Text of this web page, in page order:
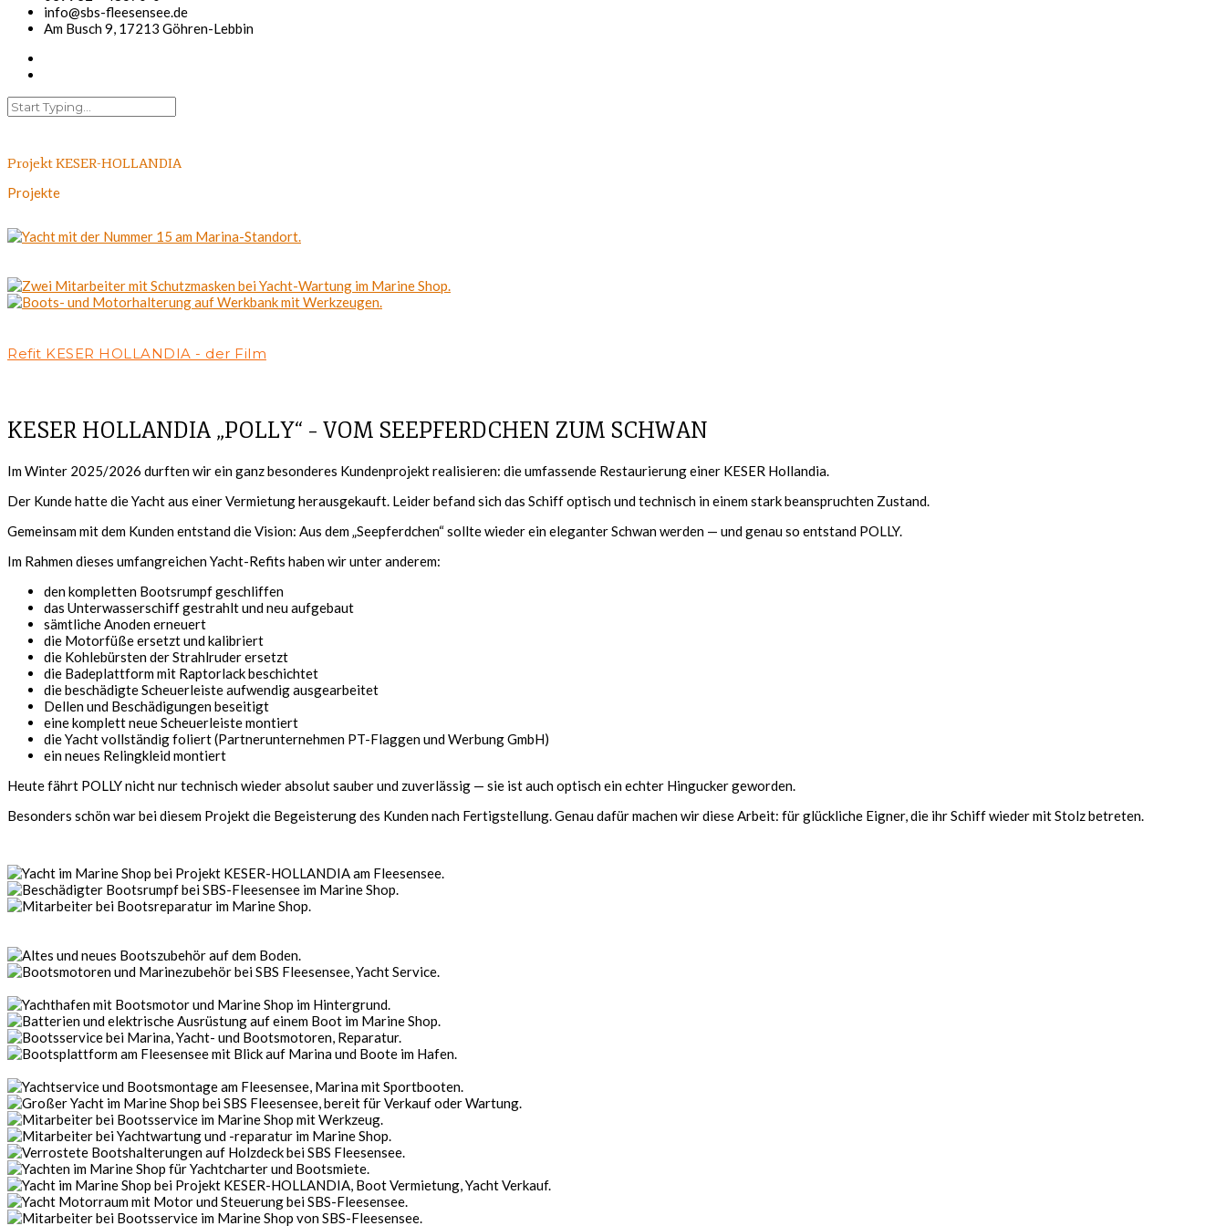
info@sbs-fleesensee.de
Am Busch 9, 17213 Göhren-Lebbin
Projekt KESER-HOLLANDIA
Projekte
Refit KESER HOLLANDIA - der Film
KESER HOLLANDIA „POLLY“ – VOM SEEPFERDCHEN ZUM SCHWAN
Im Winter 2025/2026 durften wir ein ganz besonderes Kundenprojekt realisieren: die umfassende Restaurierung einer KESER Hollandia.
Der Kunde hatte die Yacht aus einer Vermietung herausgekauft. Leider befand sich das Schiff optisch und technisch in einem stark beanspruchten Zustand.
Gemeinsam mit dem Kunden entstand die Vision: Aus dem „Seepferdchen“ sollte wieder ein eleganter Schwan werden — und genau so entstand POLLY.
Im Rahmen dieses umfangreichen Yacht-Refits haben wir unter anderem:
den kompletten Bootsrumpf geschliffen
das Unterwasserschiff gestrahlt und neu aufgebaut
sämtliche Anoden erneuert
die Motorfüße ersetzt und kalibriert
die Kohlebürsten der Strahlruder ersetzt
die Badeplattform mit Raptorlack beschichtet
die beschädigte Scheuerleiste aufwendig ausgearbeitet
Dellen und Beschädigungen beseitigt
eine komplett neue Scheuerleiste montiert
die Yacht vollständig foliert (Partnerunternehmen PT-Flaggen und Werbung GmbH)
ein neues Relingkleid montiert
Heute fährt POLLY nicht nur technisch wieder absolut sauber und zuverlässig — sie ist auch optisch ein echter Hingucker geworden.
Besonders schön war bei diesem Projekt die Begeisterung des Kunden nach Fertigstellung. Genau dafür machen wir diese Arbeit: für glückliche Eigner, die ihr Schiff wieder mit Stolz betreten.